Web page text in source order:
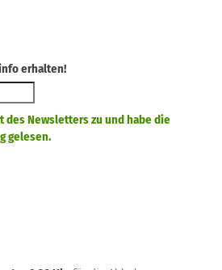
erhalten!
des Newsletters zu und habe die
gelesen.